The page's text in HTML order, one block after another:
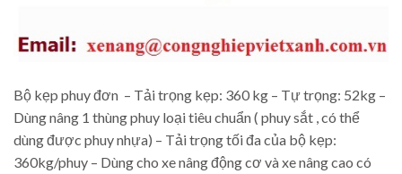
Bộ kẹp phuy đơn – Tải trọng kẹp: 360 kg – Tự trọng: 52kg –
Dùng nâng 1 thùng phuy loại tiêu chuẩn ( phuy sắt , có thể
dùng được phuy nhựa) – Tải trọng tối đa của bộ kẹp:
360kg/phuy – Dùng cho xe nâng động cơ và xe nâng cao có